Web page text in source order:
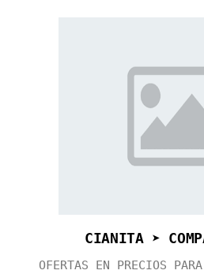
CIANITA ➤
OFERTAS EN PRECIOS